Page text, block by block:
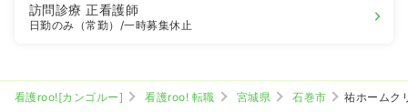
訪問診療正看護師
日勤のみ（常勤） /一時募集休止
看護roo![カンゴルー] 看護roo! 転職 宮城県 石巻市
祐ホームク